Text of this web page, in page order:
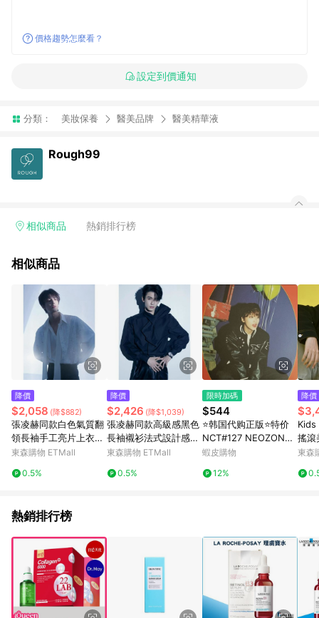
價格趨勢怎麼看？
設定到價通知
分類： 美妝保養 醫美品牌 醫美精華液
Rough99
相似商品 熱銷排行榜
相似商品
降價
$2,058 (降$882)
張凌赫同款白色氣質翻
領長袖手工亮片上衣百
搭潮牌襯衣寬松休閑男
東森購物 ETMall
0.5%
降價
$2,426 (降$1,039)
張凌赫同款高級感黑色
長袖襯衫法式設計感小
眾別致襯衣打底上衣男
東森購物 ETMall
0.5%
限時加碼
$544
⭐韩国代购正版⭐特价
NCT#127 NEOZONE
写真集内附中插小册子
蝦皮購物
12%
降價
搖滾
印花
東森
熱銷排行榜